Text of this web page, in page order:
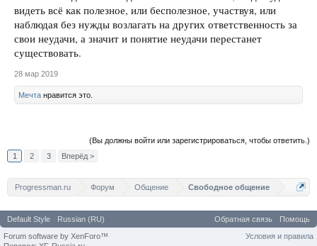
видеть всё как полезное, или бесполезное, участвуя, или
наблюдая без нужды возлагать на других ответственность за
свои неудачи, а значит и понятие неудачи перестанет
существовать.
28 мар 2019
Мечта нравится это.
(Вы должны войти или зарегистрироваться, чтобы ответить.)
1
2 3 Вперёд >
Progressman.ru Форум Общение Свободное общение
Default Style Russian (RU) Обратная связь
Помощь
Условия и правила
Forum software by XenForo™